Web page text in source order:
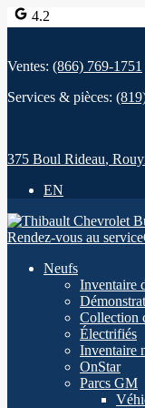
4.2
Ventes: (866) 769-1751
Services & pièces:
375 Boul Rideau,
EN
Rendez-vous au service
Neufs
Inventaire
Collection
Électrifiés
Inventaire
OnStar
Parcs GM